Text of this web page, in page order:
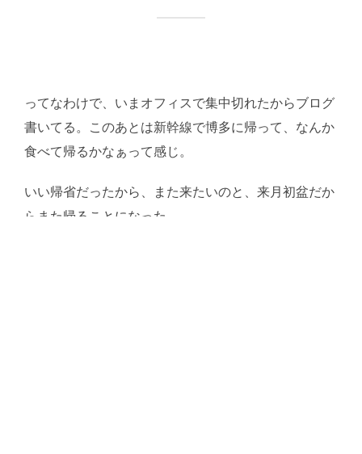
ってなわけで、いまオフィスで集中切れたからブログ
書いてる。このあとは新幹線で博多に帰って、なんか
食べて帰るかなぁって感じ。
いい帰省だったから、また来たいのと、来月初盆だか
らまた帰ることになった。